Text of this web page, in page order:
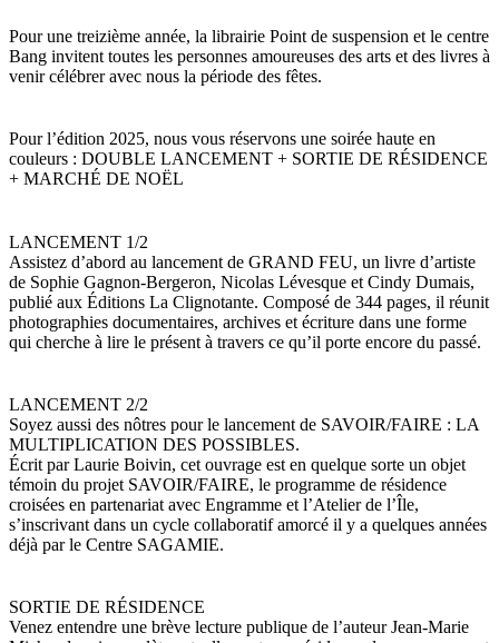
Pour une treizième année, la librairie Point de suspension et le centre
Bang invitent toutes les personnes amoureuses des arts et des livres à
venir célébrer avec nous la période des fêtes.
Pour l’édition 2025, nous vous réservons une soirée haute en
couleurs : DOUBLE LANCEMENT + SORTIE DE RÉSIDENCE
+ MARCHÉ DE NOËL
LANCEMENT 1/2
Assistez d’abord au lancement de GRAND FEU, un livre d’artiste
de Sophie Gagnon-Bergeron, Nicolas Lévesque et Cindy Dumais,
publié aux Éditions La Clignotante. Composé de 344 pages, il réunit
photographies documentaires, archives et écriture dans une forme
qui cherche à lire le présent à travers ce qu’il porte encore du passé.
LANCEMENT 2/2
Soyez aussi des nôtres pour le lancement de SAVOIR/FAIRE : LA
MULTIPLICATION DES POSSIBLES.
Écrit par Laurie Boivin, cet ouvrage est en quelque sorte un objet
témoin du projet SAVOIR/FAIRE, le programme de résidence
croisées en partenariat avec Engramme et l’Atelier de l’Île,
s’inscrivant dans un cycle collaboratif amorcé il y a quelques années
déjà par le Centre SAGAMIE.
SORTIE DE RÉSIDENCE
Venez entendre une brève lecture publique de l’auteur Jean-Marie